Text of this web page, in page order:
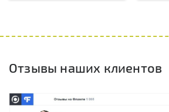
Отзывы наших клиентов